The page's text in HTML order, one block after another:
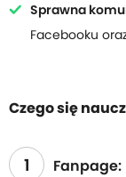
Sprawna
Facebooku
Czego się
1